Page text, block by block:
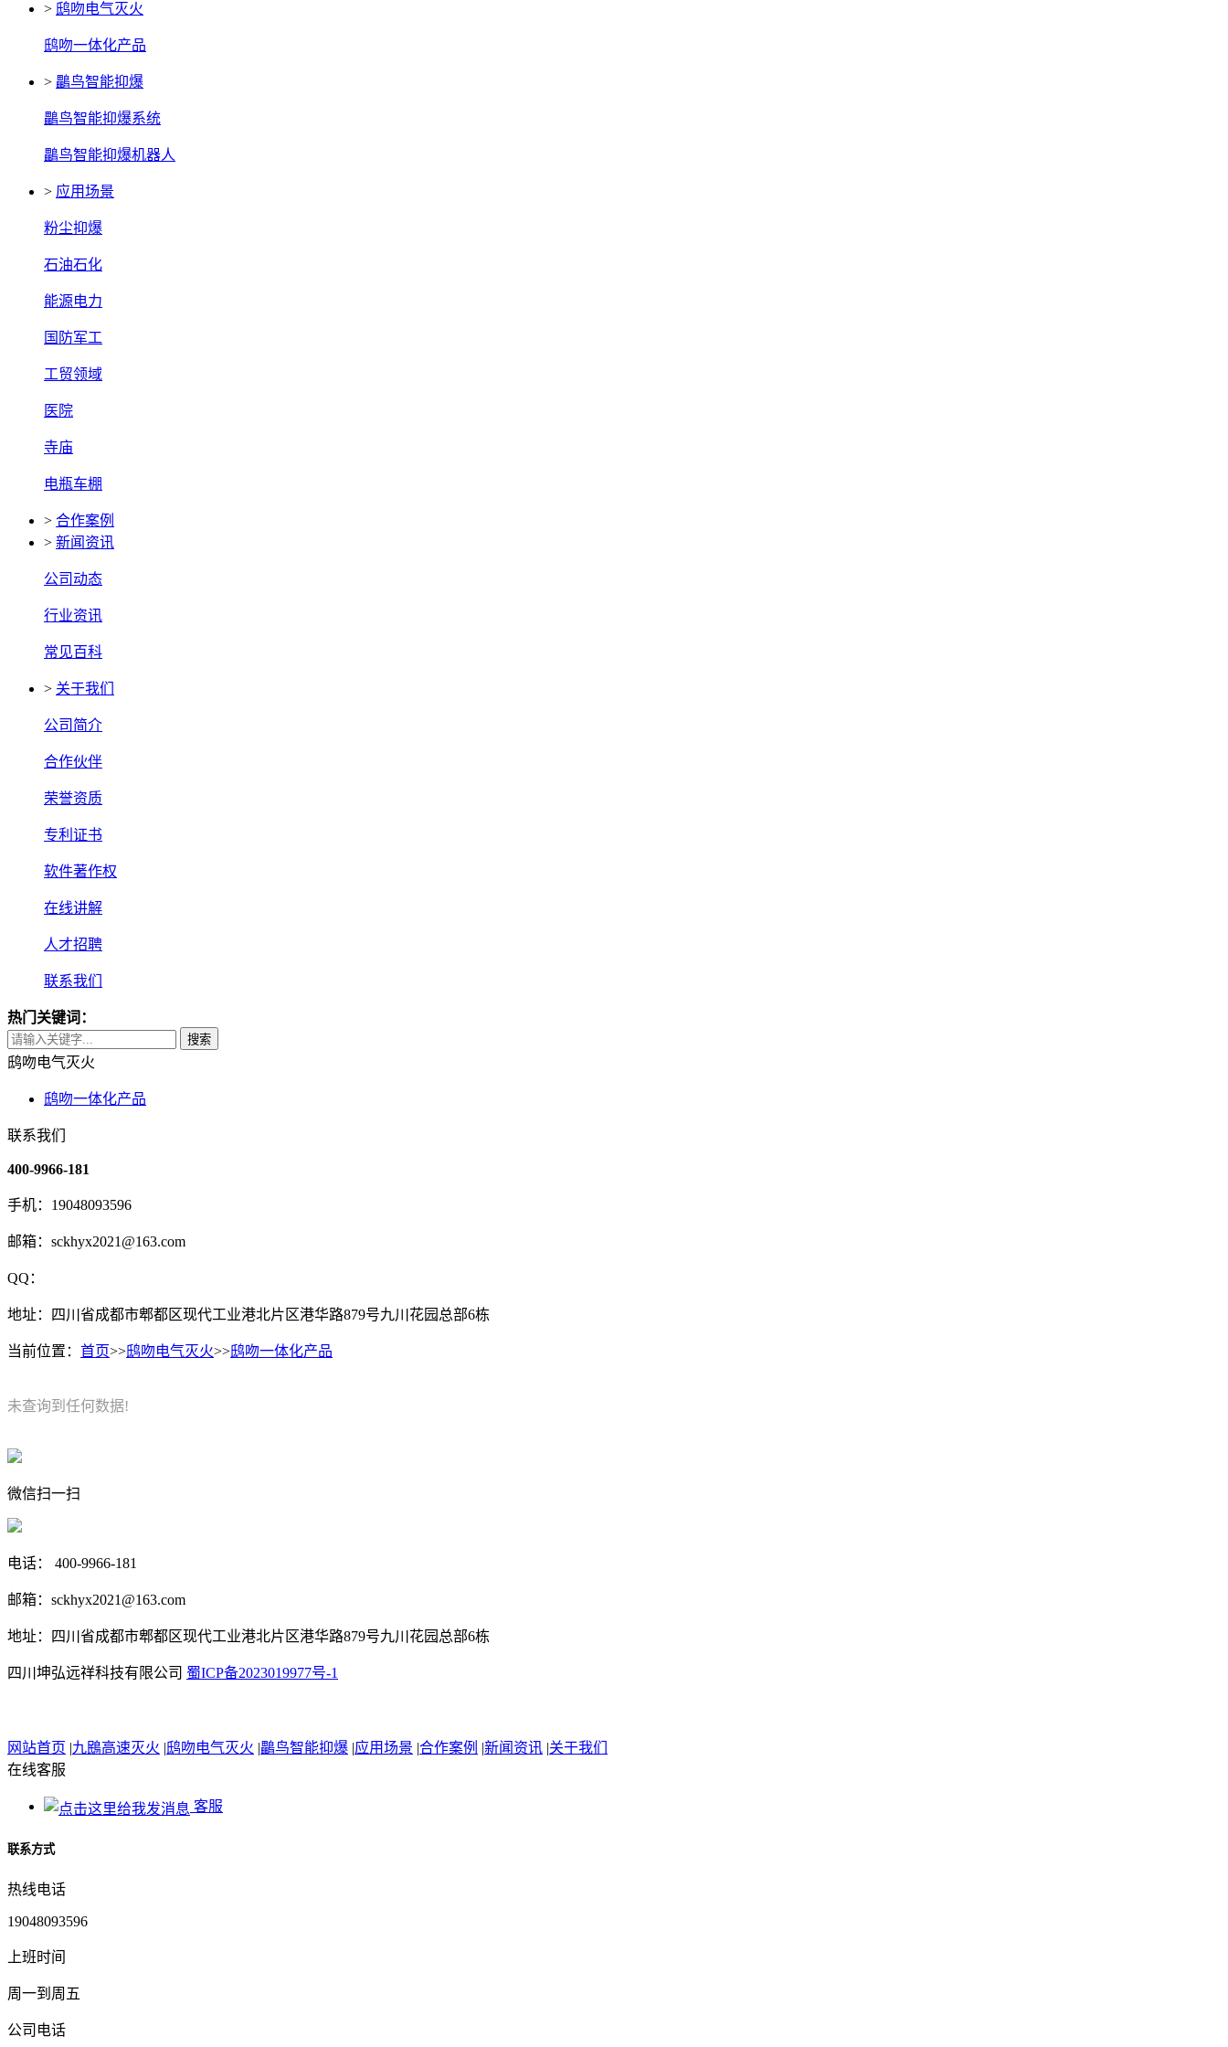
> 鸱吻电气灭火
鸱吻一体化产品
> 鸓鸟智能抑爆
鸓鸟智能抑爆系统
鸓鸟智能抑爆机器人
> 应用场景
粉尘抑爆
石油石化
能源电力
国防军工
工贸领域
医院
寺庙
电瓶车棚
> 合作案例
> 新闻资讯
公司动态
行业资讯
常见百科
> 关于我们
公司简介
合作伙伴
荣誉资质
专利证书
软件著作权
在线讲解
人才招聘
联系我们
热门关键词：
搜索
鸱吻电气灭火
鸱吻一体化产品
联系我们
400-9966-181
手机：19048093596
邮箱：sckhyx2021@163.com
QQ：
地址：四川省成都市郫都区现代工业港北片区港华路879号九川花园总部6栋
当前位置： 首页>>鸱吻电气灭火>>鸱吻一体化产品
未查询到任何数据!
微信扫一扫
电话： 400-9966-181
邮箱：sckhyx2021@163.com
地址：四川省成都市郫都区现代工业港北片区港华路879号九川花园总部6栋
四川坤弘远祥科技有限公司 蜀ICP备2023019977号-1
网站首页 |九鴖高速灭火 |鸱吻电气灭火 |鸓鸟智能抑爆 |应用场景 |合作案例 |新闻资讯 |关于我们
在线客服
客服
联系方式
热线电话
19048093596
上班时间
周一到周五
公司电话